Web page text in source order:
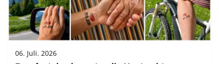
06. Juli. 2026